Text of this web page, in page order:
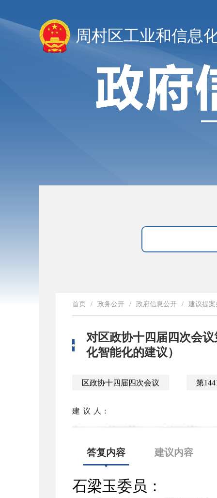
周村区工业和信息
首页 / 政务公开 / 政府信息公开 / 建议提案
对区政协十四届四次会
化智能化的建议）
区政协十四届四次会议 第
建议人:
答复内容 建议内容
石梁玉委员：